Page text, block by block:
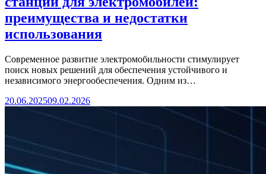
преимущества и недостатки
использования
Современное развитие электромобильности стимулирует
поиск новых решений для обеспечения устойчивого и
независимого энергообеспечения. Одним из…
20.06.202509.02.2026